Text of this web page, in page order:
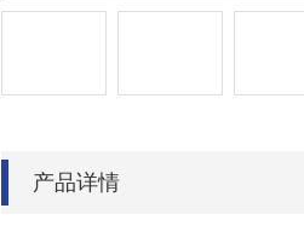
产品详情